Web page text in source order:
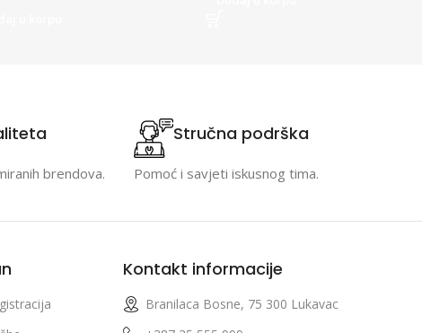
brendova.
Stručna podrška
Pomoć i savjeti iskusnog tima.
Kontakt informacije
Branilaca Bosne, 75 300 Lukavac